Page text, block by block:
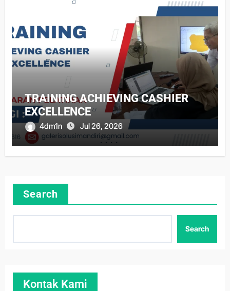
TRAINING ACHIEVING CASHIER
EXCELLENCE
4dm1n Jul 26, 2026
Search
Search
Kontak Kami